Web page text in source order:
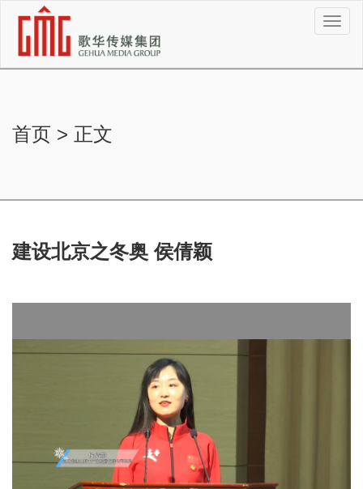
切
换
航
首页 > 正文
建设北京之冬奥 侯倩颖